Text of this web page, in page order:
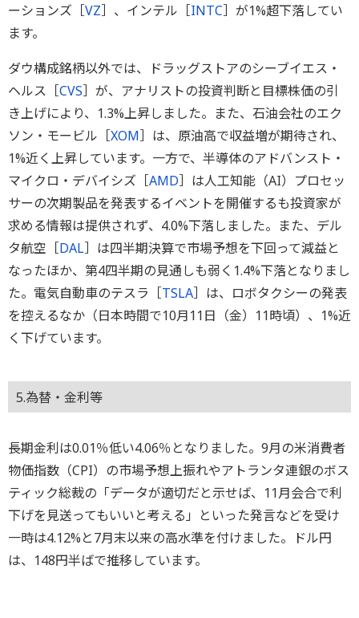
ーションズ［VZ］、インテル［INTC］が1%超下落してい
ます。
ダウ構成銘柄以外では、ドラッグストアのシーブイエス・
ヘルス［CVS］が、アナリストの投資判断と目標株価の引
き上げにより、1.3%上昇しました。また、石油会社のエク
ソン・モービル［XOM］は、原油高で収益増が期待され、
1%近く上昇しています。一方で、半導体のアドバンスト・
マイクロ・デバイシズ［AMD］は人工知能（AI）プロセッ
サーの次期製品を発表するイベントを開催するも投資家が
求める情報は提供されず、4.0%下落しました。また、デル
タ航空［DAL］は四半期決算で市場予想を下回って減益と
なったほか、第4四半期の見通しも弱く1.4%下落となりまし
た。電気自動車のテスラ［TSLA］は、ロボタクシーの発表
を控えるなか（日本時間で10月11日（金）11時頃）、1%近
く下げています。
5.為替・金利等
長期金利は0.01％低い4.06％となりました。9月の米消費者
物価指数（CPI）の市場予想上振れやアトランタ連銀のボス
ティック総裁の「データが適切だと示せば、11月会合で利
下げを見送ってもいいと考える」といった発言などを受け
一時は4.12%と7月末以来の高水準を付けました。ドル円
は、148円半ばで推移しています。